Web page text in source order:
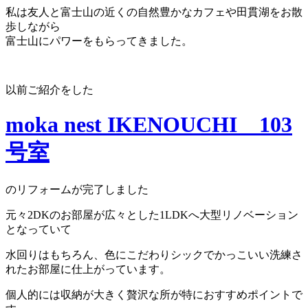
私は友人と富士山の近くの自然豊かなカフェや田貫湖をお散
歩しながら
富士山にパワーをもらってきました。
以前ご紹介をした
moka nest IKENOUCHI 103
号室
のリフォームが完了しました
元々2DKのお部屋が広々とした1LDKへ大型リノベーション
となっていて
水回りはもちろん、色にこだわりシックでかっこいい洗練さ
れたお部屋に仕上がっています。
個人的には収納が大きく贅沢な所が特におすすめポイントで